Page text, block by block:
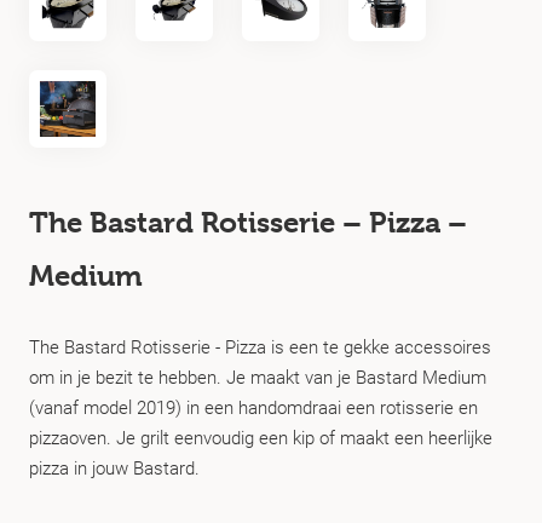
The Bastard Rotisserie – Pizza –
Medium
The Bastard Rotisserie - Pizza is een te gekke accessoires
om in je bezit te hebben. Je maakt van je Bastard Medium
(vanaf model 2019) in een handomdraai een rotisserie en
pizzaoven. Je grilt eenvoudig een kip of maakt een heerlijke
pizza in jouw Bastard.